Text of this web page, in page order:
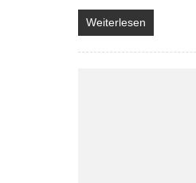
Weiterlesen